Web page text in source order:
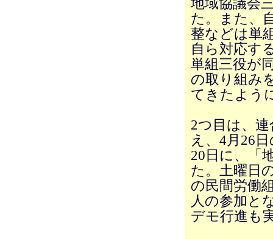
地域協議会
た。また、
整などは単
自ら対応す
単組三役が
の取り組み
てきたよう
2つ目は、
え、4月26
20日に、「
た。土曜日
の民間労働
人の参加と
デモ行進も